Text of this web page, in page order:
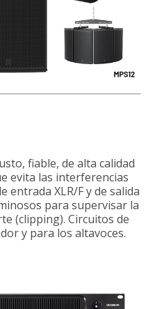
fiable, de alta calidad
evita las interferencias
entrada XLR/F y de salida
para supervisar la
(clipping). Circuitos de
y para los altavoces.